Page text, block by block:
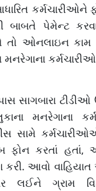
બાબતે પેમેન્ટ
તો ઓનલાઇન
મનરેગાના
સાગબારા
મનરેગાના
સામે
ફોન કરતાં
કરી. આવો
લઈને ગ્રામ